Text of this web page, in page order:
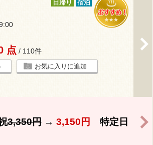
日帰り 宿泊
点 / 110件
お気に入りに追加
3,350円→ 3,150円
特定日